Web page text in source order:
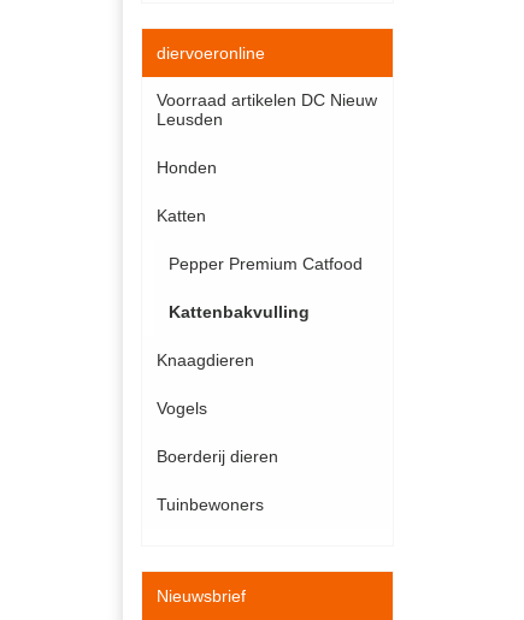
diervoeronline
Voorraad artikelen DC Nieuw
Leusden
Honden
Katten
Pepper Premium Catfood
Kattenbakvulling
Knaagdieren
Vogels
Boerderij dieren
Tuinbewoners
Nieuwsbrief